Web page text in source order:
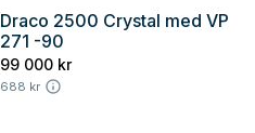
Draco 2500 Crystal med VP
271 -90
99 000 kr
688 kr